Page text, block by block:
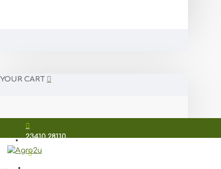
YOUR CART
23410 28110